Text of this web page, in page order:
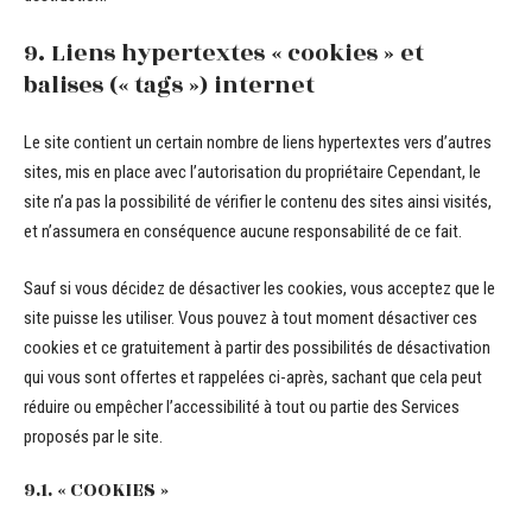
9. Liens hypertextes « cookies » et
balises (« tags ») internet
Le site contient un certain nombre de liens hypertextes vers d’autres
sites, mis en place avec l’autorisation du propriétaire Cependant, le
site n’a pas la possibilité de vérifier le contenu des sites ainsi visités,
et n’assumera en conséquence aucune responsabilité de ce fait.
Sauf si vous décidez de désactiver les cookies, vous acceptez que le
site puisse les utiliser. Vous pouvez à tout moment désactiver ces
cookies et ce gratuitement à partir des possibilités de désactivation
qui vous sont offertes et rappelées ci-après, sachant que cela peut
réduire ou empêcher l’accessibilité à tout ou partie des Services
proposés par le site.
9.1. « COOKIES »